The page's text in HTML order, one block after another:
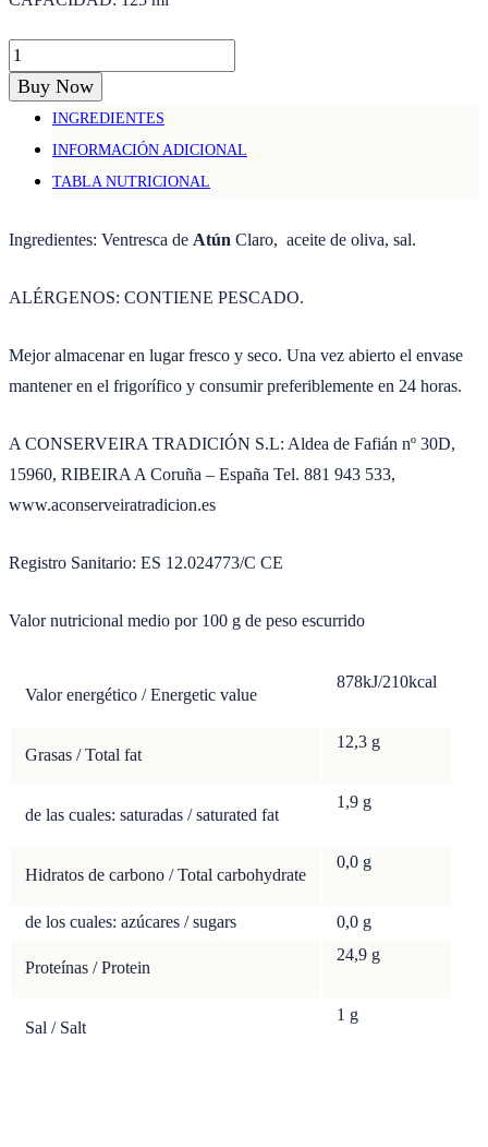
Ventresca
de
atún
claro
de
cantidad
Buy Now
INGREDIENTES
INFORMACIÓN ADICIONAL
TABLA NUTRICIONAL
Ingredientes: Ventresca de Atún Claro, aceite de oliva, sal.
ALÉRGENOS: CONTIENE PESCADO.
Mejor almacenar en lugar fresco y seco. Una vez abierto el envase
mantener en el frigorífico y consumir preferiblemente en 24 horas.
A CONSERVEIRA TRADICIÓN S.L: Aldea de Fafián nº 30D,
15960, RIBEIRA A Coruña – España Tel. 881 943 533,
www.aconserveiratradicion.es
Registro Sanitario: ES 12.024773/C CE
Valor nutricional medio por 100 g de peso escurrido
Valor energético / Energetic value
878kJ/210kcal
Grasas / Total fat
12,3 g
de las cuales: saturadas / saturated fat
1,9g
Hidratos de carbono / Total carbohydrate
0,0 g
de los cuales: azúcares / sugars 0,0 g
Proteínas / Protein
24,9 g
Sal / Salt
1 g